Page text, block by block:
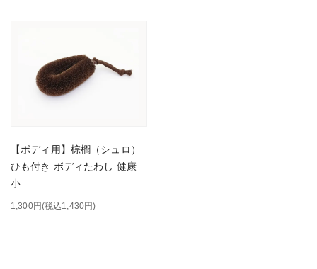
【ボディ用】棕櫚（シュロ）
ひも付き ボディたわし 健康
小
1,300円(税込1,430円)